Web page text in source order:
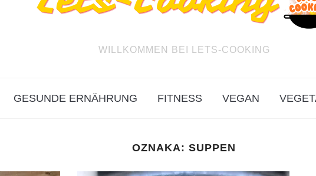
WILLKOMMEN BEI LETS-COOKING
GESUNDE ERNÄHRUNG FITNESS VEGAN
OZNAKA: SUPPEN